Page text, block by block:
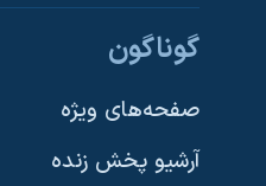
دنبال کنید
زبانهای مختلف
گوناگون
صفحه‌های ویژه
آرشیو پخش زنده